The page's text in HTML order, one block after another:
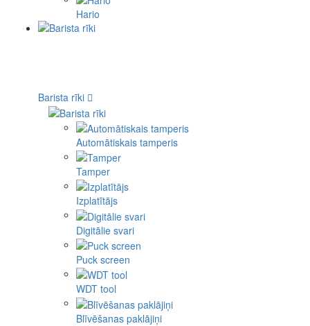
Hario
Barista rīki
Automātiskais tamperis
Tamper
Izplatītājs
Digitālie svari
Puck screen
WDT tool
Blīvēšanas paklājiņi